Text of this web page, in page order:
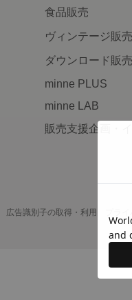
食品販売
ヴィンテージ販売
ダウンロード販売
minne PLUS
minne LAB
販売支援企画・イ
広告識別子の取得・利用